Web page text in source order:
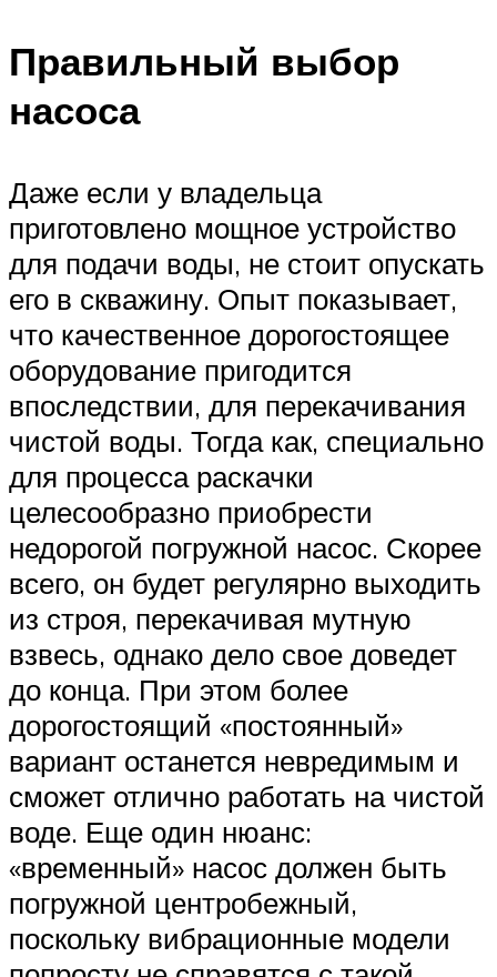
Правильный выбор
насоса
Даже если у владельца
приготовлено мощное устройство
для подачи воды, не стоит опускать
его в скважину. Опыт показывает,
что качественное дорогостоящее
оборудование пригодится
впоследствии, для перекачивания
чистой воды. Тогда как, специально
для процесса раскачки
целесообразно приобрести
недорогой погружной насос. Скорее
всего, он будет регулярно выходить
из строя, перекачивая мутную
взвесь, однако дело свое доведет
до конца. При этом более
дорогостоящий «постоянный»
вариант останется невредимым и
сможет отлично работать на чистой
воде. Еще один нюанс:
«временный» насос должен быть
погружной центробежный,
поскольку вибрационные модели